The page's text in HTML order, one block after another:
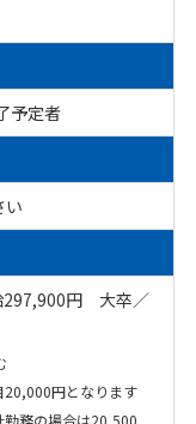
予定者
い
円 大卒／
円となります
勤務の場合は20,500